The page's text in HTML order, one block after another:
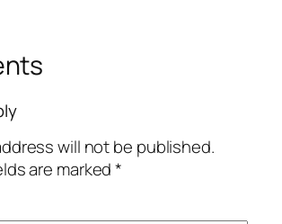
will not be published.
are marked*